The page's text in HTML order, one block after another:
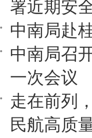
署近期安
中南局赴
中南局召
一次会议
走在前列
民航高质